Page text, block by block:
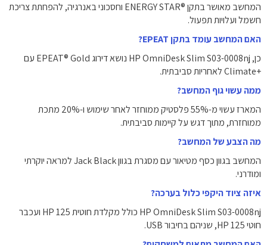
המחשב מאושר בתקן ENERGY STAR®‎ וחסכוני באנרגיה, להפחתת צריכת
חשמל ועלויות תפעול.
האם המחשב עומד בתקן EPEAT?
כן, HP OmniDesk Slim S03-0008nj נושא דירוג EPEAT® Gold עם
Climate+‎ לאחריות סביבתית.
ממה עשוי גוף המחשב?
המארז עשוי מ-55% פלסטיק ממוחזר לאחר שימוש ו-20% מתכת
ממוחזרת, מתוך דגש על קיימות סביבתית.
מה הצבע של המחשב?
המחשב בגוון כסף מטיאור עם מסגרת בגוון Jack Black למראה יוקרתי
ומודרני.
איזה ציוד היקפי כלול בערכה?
HP OmniDesk Slim S03-0008nj כולל מקלדת חוטית HP 125 ועכבר
חוטי HP 125, שניהם בחיבור USB.